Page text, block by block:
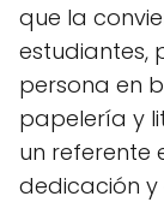
que la
estudiantes,
persona en
papelería y
un referente
dedicación